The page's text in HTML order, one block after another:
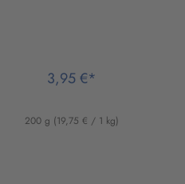
3,95 €*
200 g (19,75 € / 1 kg)